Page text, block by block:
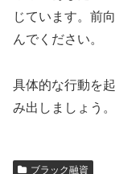
じています。前
んでください。
具体的な行動を
み出しましょう
ブラック融資